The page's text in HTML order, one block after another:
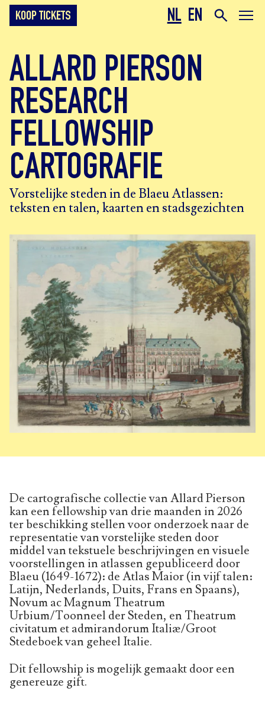
NL EN
KOOP TICKETS
ALLARD PIERSON
RESEARCH
FELLOWSHIP
CARTOGRAFIE
Vorstelijke steden in de Blaeu Atlassen:
teksten en talen, kaarten en stadsgezichten
De cartografische collectie van Allard Pierson
kan een fellowship van drie maanden in 2026
ter beschikking stellen voor onderzoek naar de
representatie van vorstelijke steden door
middel van tekstuele beschrijvingen en visuele
voorstellingen in atlassen gepubliceerd door
Blaeu (1649-1672): de Atlas Maior (in vijf talen:
Latijn, Nederlands, Duits, Frans en Spaans),
Novum ac Magnum Theatrum
Urbium/Toonneel der Steden, en Theatrum
civitatum et admirandorum Italiæ/Groot
Stedeboek van geheel Italie.
Dit fellowship is mogelijk gemaakt door een
genereuze gift.